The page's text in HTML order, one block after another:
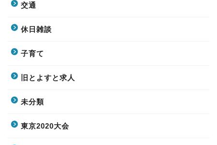
交通
休日雑談
子育て
旧とよすと求人
未分類
東京2020大会